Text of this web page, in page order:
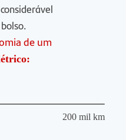
de um
200 mil km